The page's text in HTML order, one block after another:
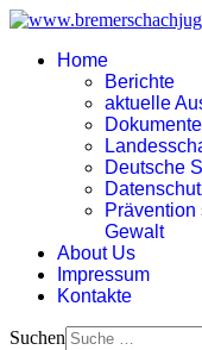
Home
Berichte
aktuelle
Dokumente
Deutsche
Gewalt
About Us
Impressum
Kontakte
Suchen